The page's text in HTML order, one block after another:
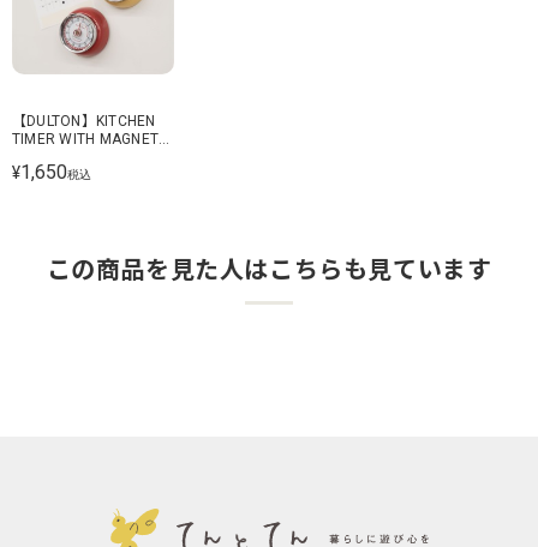
【DULTON】KITCHEN
TIMER WITH MAGNET
¥1,650税込
この商品を見た人はこちらも見ています